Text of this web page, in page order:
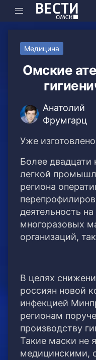
Медицина
Омские
Анатолий
Фрумгарц
Уже
Более двадцати
легкой
региона
деятельность
многоразовых
организаций,
В целях
россиян новой
инфекцией
регионам
производству
Такие маски не
медицинскими,